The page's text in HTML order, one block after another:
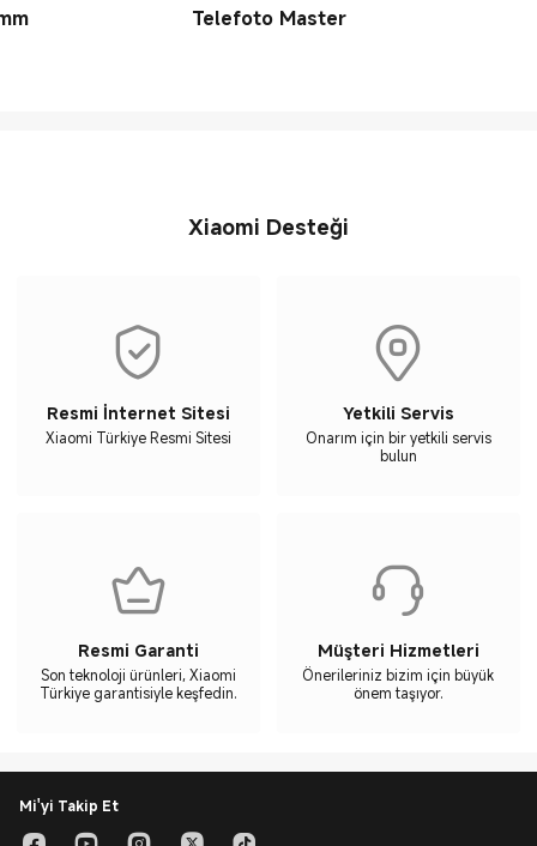
Telefoto Master
Xiaomi Desteği
Resmi İnternet Sitesi
Xiaomi Türkiye Resmi Sitesi
Yetkili Servis
Onarım için bir yetkili servis
bulun
Resmi Garanti
Son teknoloji ürünleri, Xiaomi
Türkiye garantisiyle keşfedin.
Müşteri Hizmetleri
Önerileriniz bizim için büyük
önem taşıyor.
Mi'yi Takip Et